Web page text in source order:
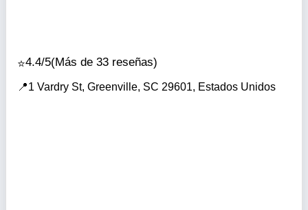
4.4/5(Más de 33 reseñas)
1 Vardry St, Greenville, SC 29601, Estados Unidos